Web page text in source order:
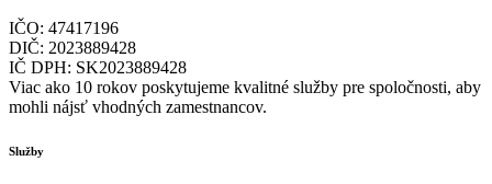
IČO: 47417196
DIČ: 2023889428
IČ DPH: SK2023889428
Viac ako 10 rokov poskytujeme kvalitné služby pre spoločnosti, aby
mohli nájsť vhodných zamestnancov.
Služby